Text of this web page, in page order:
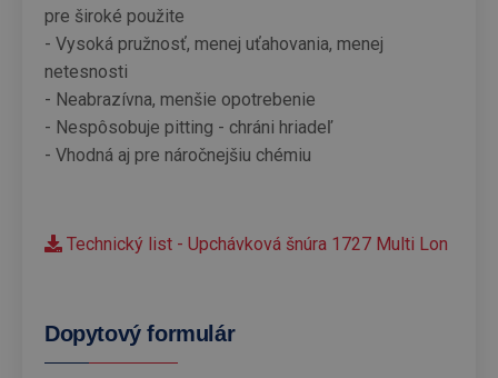
pre široké použite
- Vysoká pružnosť, menej uťahovania, menej
netesnosti
- Neabrazívna, menšie opotrebenie
- Nespôsobuje pitting - chráni hriadeľ
- Vhodná aj pre náročnejšiu chémiu
Technický list - Upchávková šnúra 1727 Multi Lon
Dopytový formulár